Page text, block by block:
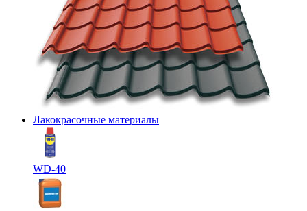
Лакокрасочные материалы
WD-40